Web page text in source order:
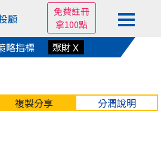
顧
免費註冊
拿100點
略指標 聚財Ｘ
複製分享 分潤說明